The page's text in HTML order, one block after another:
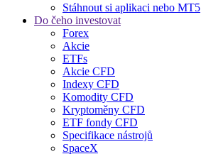
Stáhnout si aplikaci nebo MT5
Do čeho investovat
Forex
Akcie
ETFs
Akcie CFD
Indexy CFD
Komodity CFD
Kryptoměny CFD
ETF fondy CFD
Specifikace nástrojů
SpaceX